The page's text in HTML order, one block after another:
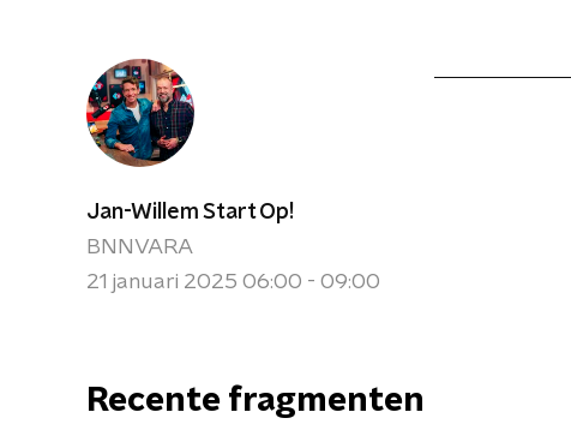
Jan-Willem Start Op!
BNNVARA
21 januari 2025 06:00 - 09:00
Recente fragmenten